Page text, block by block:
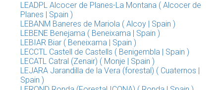
LEADPL Alcocer de Planes-La Montana ( Alcocer de
Planes | Spain )
LEBANM Baneres de Mariola ( Alcoy | Spain )
LEBENE Benejama ( Beneixama | Spain )
LEBIAR Biar ( Beneixama | Spain )
LECCTL Castell de Castells ( Benigembla | Spain )
LECATL Catral (Zenair) ( Monje | Spain )
LEJARA Jarandilla de la Vera (forestal) ( Cuaternos |
Spain )